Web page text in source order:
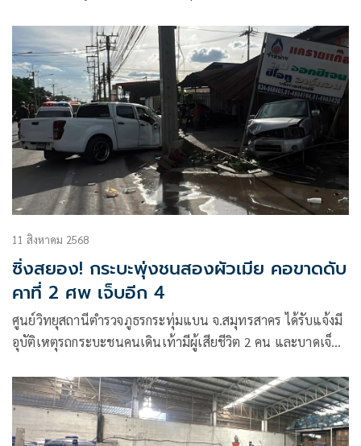
อำเภอกระทุ่มแบน
11 สิงหาคม 2568
ซิ่งสยอง! กระบะพุ่งชนสองผัวเมีย คอขาดดับ
คาที่ 2 ศพ เจ็บอีก 4
ศูนย์วิทยุสถานีตำรวจภูธรกระทุ่มแบน จ.สมุทรสาคร ได้รับแจ้งมี
อุบัติเหตุรถกระบะชนคนเดินเท้ามีผู้เสียชีวิต 2 คน และบาดเจ็บ